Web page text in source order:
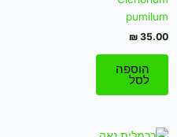
pumilum
₪ 35.00
הוספה
לסל